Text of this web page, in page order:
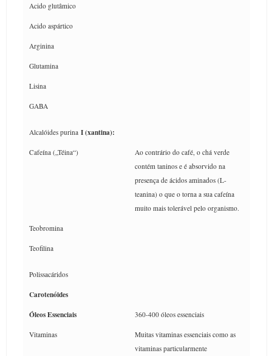
Acido glutâmico
Acido aspártico
Arginina
Glutamina
Lisina
GABA
Alcalóides purina I (xantina):
Cafeína („Téina“)
Ao contrário do café, o chá verde
contém taninos e é absorvido na
presença de ácidos aminados (L-
teanina) o que o torna a sua cafeína
muito mais tolerável pelo organismo.
Teobromina
Teofilina
Polissacáridos
Carotenóides
Óleos Essenciais
360-400 óleos essenciais
Vitaminas
Muitas vitaminas essenciais como as
vitaminas particularmente